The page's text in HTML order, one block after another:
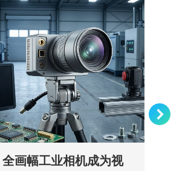
全画幅工业相机成为视